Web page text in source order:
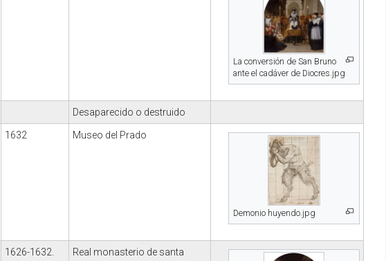
La conversión de San Bruno
ante el cadáver de Diocres.jpg
Desaparecido o destruido
1632 Museo del Prado
Demonio huyendo.jpg
1626-1632.
Real monasterio de santa